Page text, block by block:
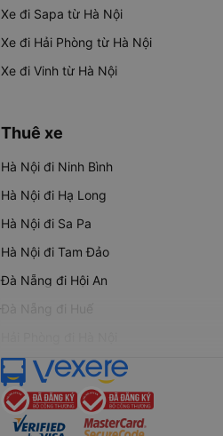
Xe đi Sapa từ Hà Nội
Xe đi Hải Phòng từ Hà Nội
Xe đi Vinh từ Hà Nội
Thuê xe
Hà Nội đi Ninh Bình
Hà Nội đi Hạ Long
Hà Nội đi Sa Pa
Hà Nội đi Tam Đảo
Đà Nẵng đi Hội An
Đà Nẵng đi Huế